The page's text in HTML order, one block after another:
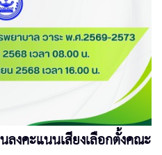
งคะแนนเสียงเลือกตั้งคณะ